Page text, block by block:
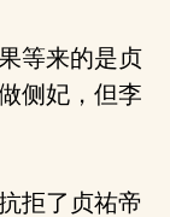
等来的是贞
侧妃，但李
拒了贞祐帝